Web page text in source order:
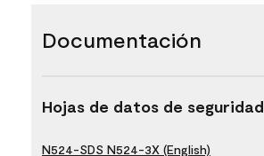
Documentación
Hojas de datos de seguridad
N524-SDS N524-3X (English)